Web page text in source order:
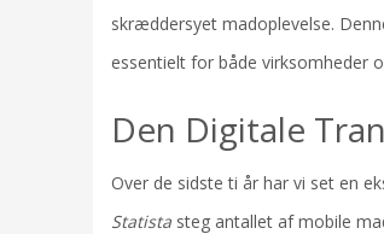
skræddersyet madoplevelse.
essentielt for både virksomheder
Den Digitale
Over de sidste ti år har vi set en
Statistasteg antallet af mobile